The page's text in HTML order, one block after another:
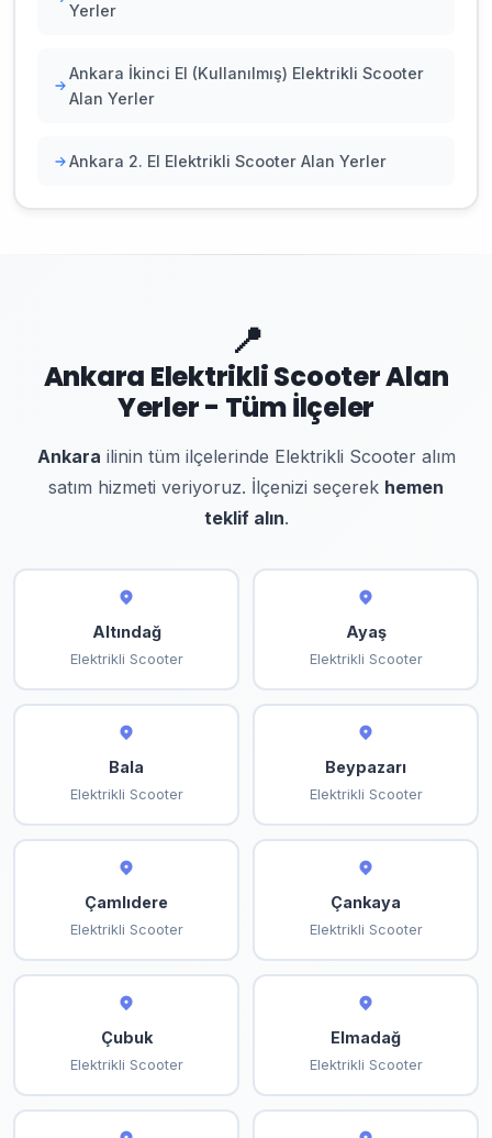
Yerler
Ankara İkinci El (Kullanılmış) Elektrikli Scooter
Alan Yerler
Ankara 2. El Elektrikli Scooter Alan Yerler
📍
Ankara Elektrikli Scooter Alan
Yerler - Tüm İlçeler
Ankara ilinin tüm ilçelerinde Elektrikli Scooter alım
satım hizmeti veriyoruz. İlçenizi seçerek hemen
teklif alın.
Altındağ
Elektrikli Scooter
Ayaş
Elektrikli Scooter
Bala
Elektrikli Scooter
Beypazarı
Elektrikli Scooter
Çamlıdere
Elektrikli Scooter
Çankaya
Elektrikli Scooter
Çubuk
Elektrikli Scooter
Elmadağ
Elektrikli Scooter